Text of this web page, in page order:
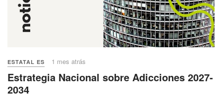
ESTATAL ES 1 mes atrás
Estrategia Nacional sobre Adicciones 2027-
2034